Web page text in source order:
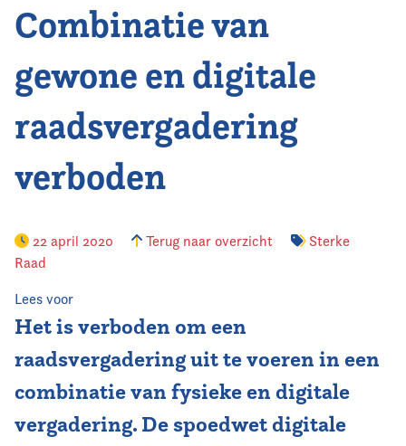
Vereniging
Combinatie van
gewone en digitale
raadsvergadering
verboden
22 april 2020 Terug naar overzicht
Sterke
Raad
Lees voor
Het is verboden om een
raadsvergadering uit te voeren in een
combinatie van fysieke en digitale
vergadering. De spoedwet digitale